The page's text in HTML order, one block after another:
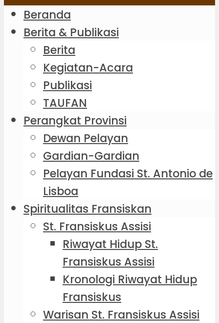
Beranda
Berita & Publikasi
Berita
Kegiatan-Acara
Publikasi
TAUFAN
Perangkat Provinsi
Dewan Pelayan
Gardian-Gardian
Pelayan Fundasi St. Antonio de
Lisboa
Spiritualitas Fransiskan
St. Fransiskus Assisi
Riwayat Hidup St.
Fransiskus Assisi
Kronologi Riwayat Hidup
Fransiskus
Warisan St. Fransiskus Assisi